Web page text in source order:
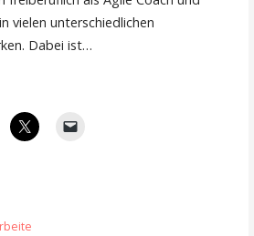
vielen unterschiedlichen
Dabei ist…